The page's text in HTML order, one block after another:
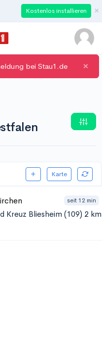
Kostenlos installieren ×
bei Stau1.de ×
Karte
seit 12 min
Kreuz Bliesheim (109) 2 km